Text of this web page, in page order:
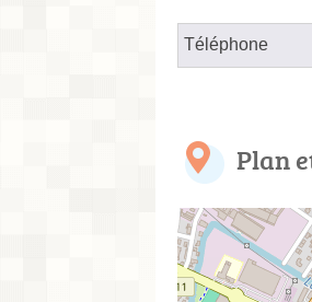
Téléphone
Plan